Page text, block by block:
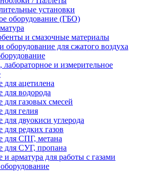
установки
оборудование (ГБО)
и смазочные материалы
оборудование для сжатого воздуха
и измерительное
для ацетилена
для водорода
для газовых смесей
для гелия
двуокиси углерода
редких газов
для СПГ, метана
для СУГ, пропана
и арматура для работы с газами